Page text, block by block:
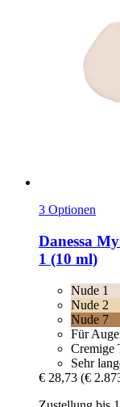
3 Optionen
Danessa
1 (10 ml)
Nude 1
Nude 2
Nude 7
Für
Cremige
Sehr
€ 28,73 (€